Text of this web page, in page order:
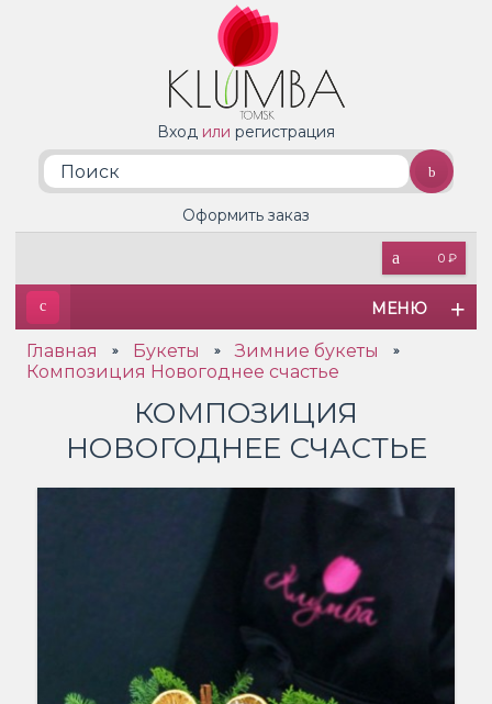
Вход или регистрация
0 ₽
Оформить заказ
МЕНЮ
Главная » Букеты » Зимние букеты »
Композиция Новогоднее счастье
КОМПОЗИЦИЯ
НОВОГОДНЕЕ СЧАСТЬЕ